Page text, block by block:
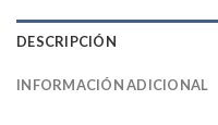
DESCRIPCIÓN
INFORMACIÓN ADICIONAL